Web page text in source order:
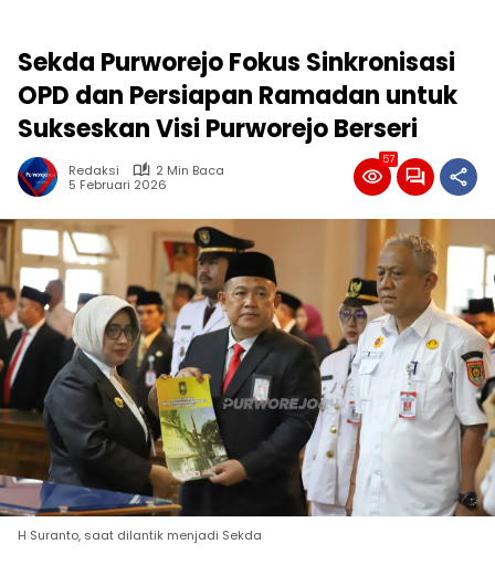
Sekda Purworejo Fokus Sinkronisasi
OPD dan Persiapan Ramadan untuk
Sukseskan Visi Purworejo Berseri
Redaksi
2 Min Baca
5 Februari 2026
57
H Suranto, saat dilantik menjadi Sekda